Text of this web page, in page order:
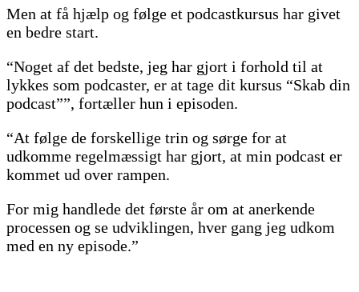
Men at få hjælp og følge et podcastkursus har givet
en bedre start.
“Noget af det bedste, jeg har gjort i forhold til at
lykkes som podcaster, er at tage dit kursus “Skab din
podcast””, fortæller hun i episoden.
“At følge de forskellige trin og sørge for at
udkomme regelmæssigt har gjort, at min podcast er
kommet ud over rampen.
For mig handlede det første år om at anerkende
processen og se udviklingen, hver gang jeg udkom
med en ny episode.”